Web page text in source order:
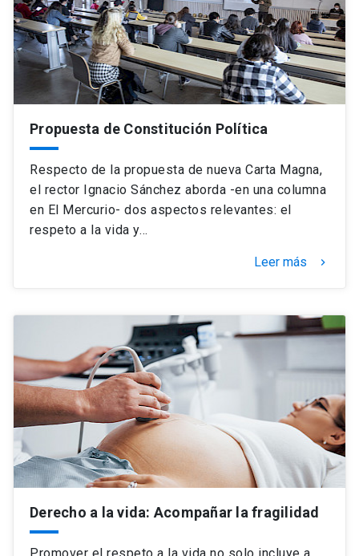
Propuesta de Constitución Política
Respecto de la propuesta de nueva Carta Magna,
el rector Ignacio Sánchez aborda -en una columna
en El Mercurio- dos aspectos relevantes: el
respeto a la vida y…
Leer más keyboard_arrow_right
Derecho a la vida: Acompañar la fragilidad